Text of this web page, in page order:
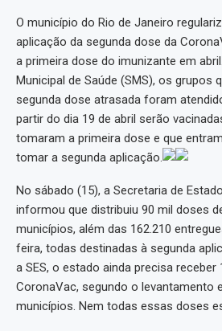
O município do Rio de Janeiro
aplicação da segunda dose da
a primeira dose do imunizante em
Municipal de Saúde (SMS), os grupos
segunda dose atrasada foram
partir do dia 19 de abril serão
tomaram a primeira dose e que
tomar a segunda aplicação.
No sábado (15), a Secretaria de
informou que distribuiu 90 mil doses
municípios, além das 162.210
feira, todas destinadas à segunda
a SES, o estado ainda precisa receber
CoronaVac, segundo o levantamento
municípios. Nem todas essas doses